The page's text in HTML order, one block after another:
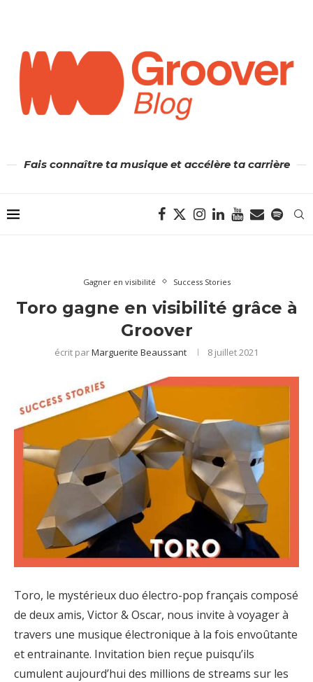
Fais connaître ta musique et accélère ta carrière
Gagner en visibilité Success Stories
Toro gagne en visibilité grâce à
Groover
écrit parMarguerite Beaussant 8 juillet 2021
Toro, le mystérieux duo électro-pop français composé
de deux amis, Victor & Oscar, nous invite à voyager à
travers une musique électronique à la fois envoûtante
et entrainante. Invitation bien reçue puisqu’ils
cumulent aujourd’hui des millions de streams sur les